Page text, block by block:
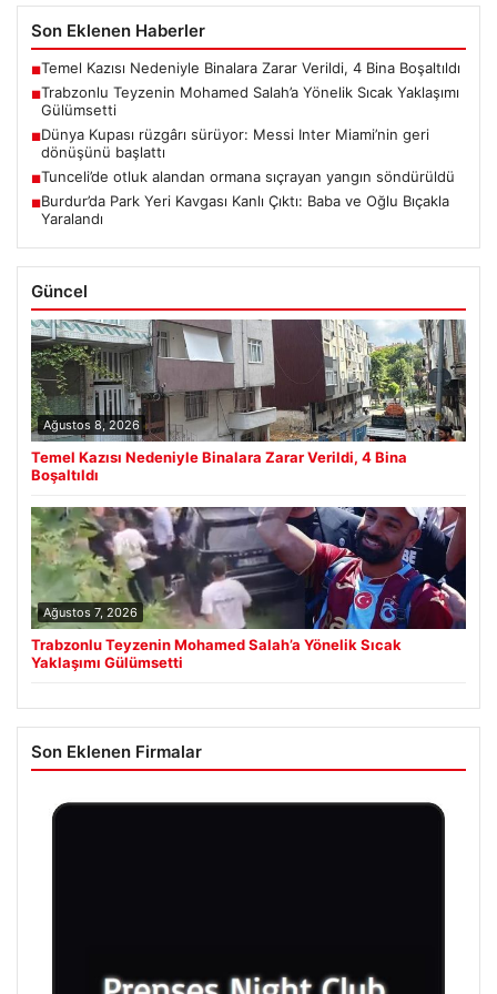
Son Eklenen Haberler
■Temel Kazısı Nedeniyle Binalara Zarar Verildi, 4 Bina Boşaltıldı
■Trabzonlu Teyzenin Mohamed Salah’a Yönelik Sıcak Yaklaşımı
Gülümsetti
■Dünya Kupası rüzgârı sürüyor: Messi Inter Miami’nin geri
dönüşünü başlattı
■Tunceli’de otluk alandan ormana sıçrayan yangın söndürüldü
■Burdur’da Park Yeri Kavgası Kanlı Çıktı: Baba ve Oğlu Bıçakla
Yaralandı
Güncel
Ağustos 8, 2026
Temel Kazısı Nedeniyle Binalara Zarar Verildi, 4 Bina
Boşaltıldı
Ağustos 7, 2026
Trabzonlu Teyzenin Mohamed Salah’a Yönelik Sıcak
Yaklaşımı Gülümsetti
Son Eklenen Firmalar